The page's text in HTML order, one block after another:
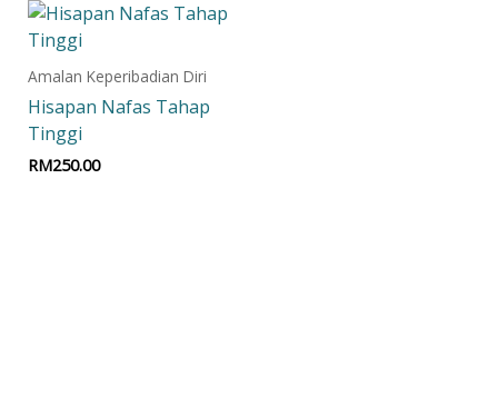
Amalan Keperibadian Diri
Hisapan Nafas Tahap
Tinggi
RM250.00